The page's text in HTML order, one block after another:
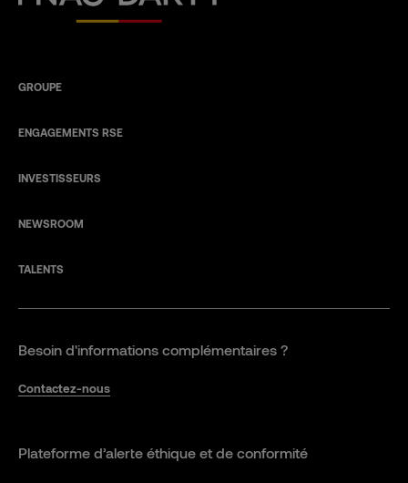
GROUPE
ENGAGEMENTS RSE
INVESTISSEURS
NEWSROOM
TALENTS
Besoin d'informations complémentaires ?
Contactez-nous
Plateforme d’alerte éthique et de conformité